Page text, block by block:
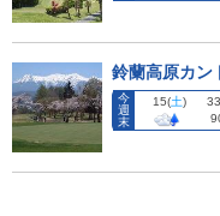
鈴蘭高原カン
今
週
末
15(土)